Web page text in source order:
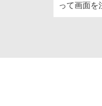
って画面を